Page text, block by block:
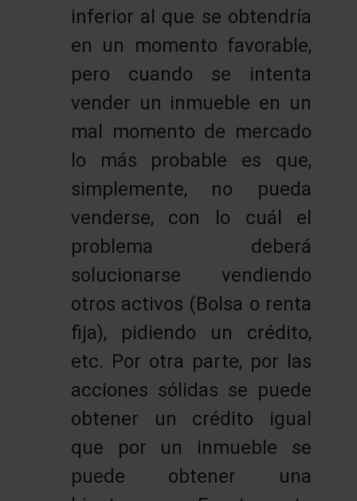
inferior al que se obtendría
en un momento favorable,
pero cuando se intenta
vender un inmueble en un
mal momento de mercado
lo más probable es que,
simplemente, no pueda
venderse, con lo cuál el
problema deberá
solucionarse vendiendo
otros activos (Bolsa o renta
fija), pidiendo un crédito,
etc. Por otra parte, por las
acciones sólidas se puede
obtener un crédito igual
que por un inmueble se
puede obtener una